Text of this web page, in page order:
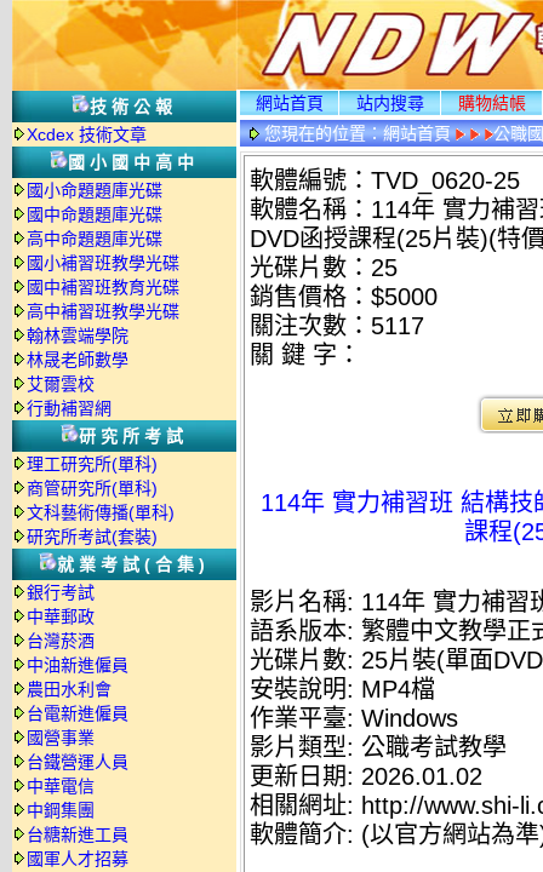
技術公報
Xcdex 技術文章
國小國中高中
國小命題題庫光碟
國中命題題庫光碟
高中命題題庫光碟
國小補習班教學光碟
國中補習班教育光碟
高中補習班教學光碟
翰林雲端學院
林晟老師數學
艾爾雲校
行動補習網
研究所考試
理工研究所(單科)
商管研究所(單科)
文科藝術傳播(單科)
研究所考試(套裝)
就業考試(合集)
銀行考試
中華郵政
台灣菸酒
中油新進僱員
農田水利會
台電新進僱員
國營事業
台鐵營運人員
中華電信
中鋼集團
台糖新進工員
國軍人才招募
網站首頁 站内搜尋
購物結帳
您現在的位置：網站首頁 公職
軟體編號：TVD_0620-25
軟體名稱：114年 實力補
DVD函授課程(25片裝)(特
光碟片數：25
銷售價格：$5000
關注次數： 5117
關 鍵 字：
114年 實力補習班 結構
課程
影片名稱: 114年 實力補習
語系版本: 繁體中文教學正
光碟片數: 25片裝(單面
安裝說明: MP4檔
作業平臺: Windows
影片類型: 公職考試教學
更新日期: 2026.01.02
相關網址: http://www.shi-
軟體簡介: (以官方網站為